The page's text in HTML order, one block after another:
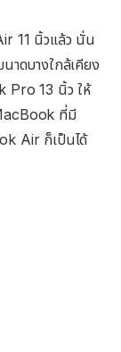
11 นิ้วแล้ว นั่น
าดบางใกล้เคียง
Pro 13 นิ้ว ให้
ที่มี
Air ก็เป็นได้